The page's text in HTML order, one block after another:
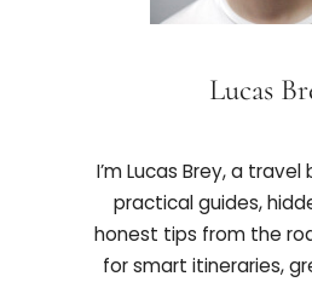
Lucas
I’m Lucas Brey, a
practical guides,
honest tips from the
for smart itineraries,